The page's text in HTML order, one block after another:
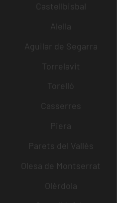
Castellbisbal
Alella
Aguilar de Segarra
Torrelavit
Torelló
Casserres
Piera
Parets del Vallès
Olesa de Montserrat
Olèrdola